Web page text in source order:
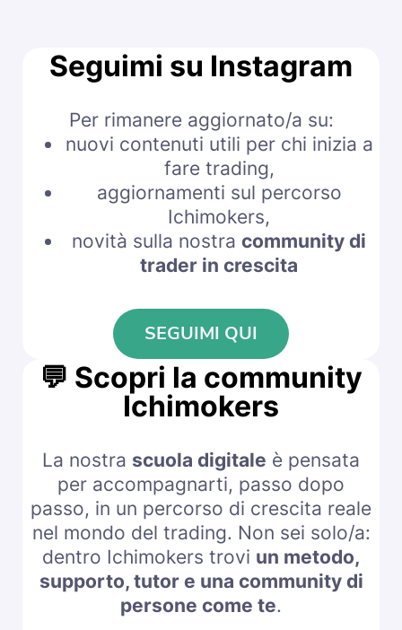
Seguimi su Instagram
Per rimanere aggiornato/a su:
nuovi contenuti utili per chi inizia a
fare trading,
aggiornamenti sul percorso
Ichimokers,
novità sulla nostra community di
trader in crescita
SEGUIMI QUI
💬 Scopri la community
Ichimokers
La nostra scuola digitale è pensata
per accompagnarti, passo dopo
passo, in un percorso di crescita reale
nel mondo del trading. Non sei solo/a:
dentro Ichimokers trovi un metodo,
supporto, tutor e una community di
persone come te.